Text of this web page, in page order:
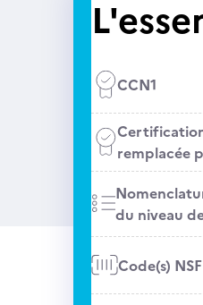
CCN1
remplacée
du niveau
Code(s) NSF